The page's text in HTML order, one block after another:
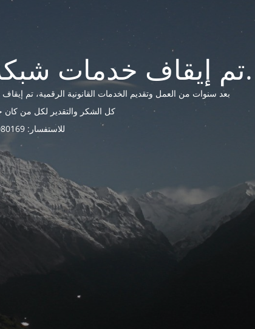
تم إيقاف خدمات شبكة التشريعات الليبية.
بعد سنوات من العمل وتقديم الخدمات القانونية الرقمية، تم إيقاف
كل الشكر والتقدير لكل من كان
للاستفسار: 0928080169